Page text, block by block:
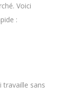
Voici
:
travaille sans